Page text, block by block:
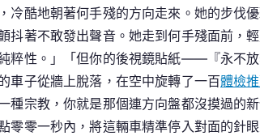
冷酷地朝著何手殘的方向走來。她的步伐
抖著不敢發出聲音。她走到何手殘面前，
粹性。」「但你的後視鏡貼紙——『永不
車子從牆上脫落，在空中旋轉了一百體檢
種宗教，你就是那個連方向盤都沒摸過的
零零一秒內，將這輛車精準停入對面的針